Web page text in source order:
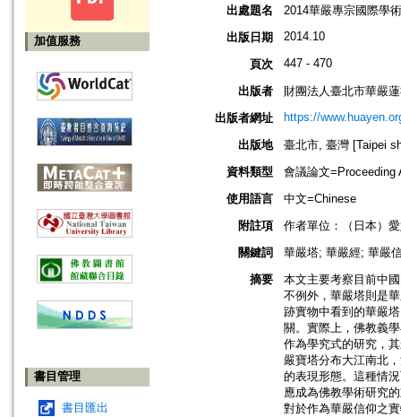
加值服務
書目管理
書目匯出
出處題名
2014華嚴專宗國際學
出版日期
2014.10
頁次 447 - 470
出版者
財團法人臺北市華嚴
出版者網址
https://
出版地
臺北市, 臺灣 [Taipei
資料類型
會議論文=Proceeding
使用語言
中文=Chinese
附註項
作者單位：（日本）
關鍵詞
華嚴塔; 華嚴經; 華嚴
摘要
本文主要考察目前中
不例外，華嚴塔則是
跡實物中看到的華嚴
關。實際上，佛教義
作為學究式的研究，
嚴寶塔分布大江南北
的表現形態。這種情
應成為佛教學術研究
對於作為華嚴信仰之